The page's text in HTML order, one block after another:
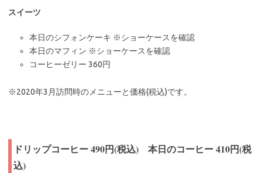
スイーツ
本日のシフォンケーキ ※ショーケースを確認
本日のマフィン ※ショーケースを確認
コーヒーゼリー 360円
※2020年3月訪問時のメニューと価格(税込)です。
ドリップコーヒー 490円(税込) 本日のコーヒー 410円(税
込)